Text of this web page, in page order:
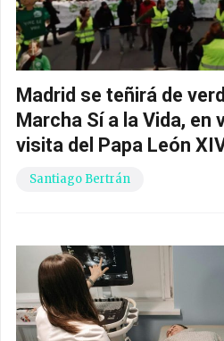
Madrid se teñirá de
Marcha Sí a la Vida, en
visita del Papa León
Santiago Bertrán